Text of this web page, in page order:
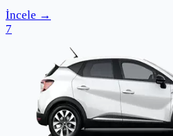
İncele →
7